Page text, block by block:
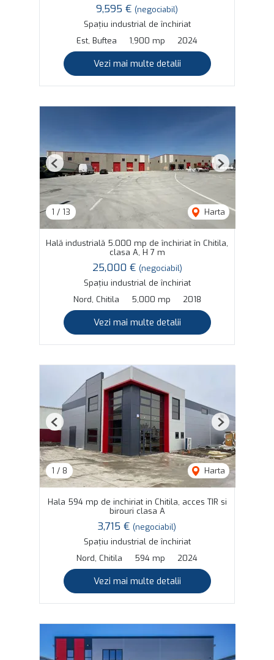
9,595 € (negociabil)
Spațiu industrial de închiriat
Est, Buftea
1,900 mp 2024
Vezi mai multe detalii
1 / 13 Harta
Previous Next
Hală industrială 5.000 mp de închiriat în Chitila,
clasa A, H 7 m
25,000 € (negociabil)
Spațiu industrial de închiriat
Nord, Chitila
5,000 mp 2018
Vezi mai multe detalii
1 / 8 Harta
Previous Next
Hala 594 mp de inchiriat in Chitila, acces TIR si
birouri clasa A
3,715 € (negociabil)
Spațiu industrial de închiriat
Nord, Chitila
594 mp 2024
Vezi mai multe detalii